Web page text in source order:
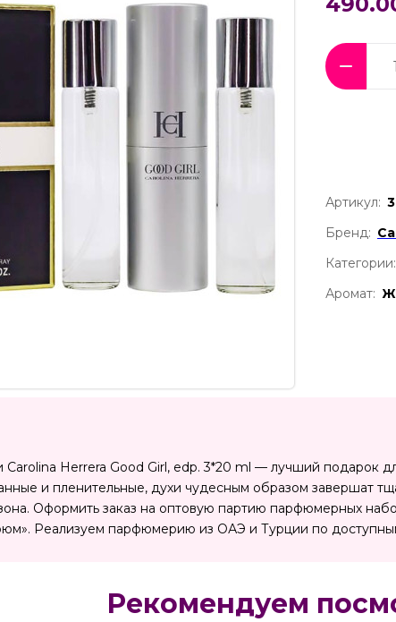
Артикул:
Бренд:
Категории:
Аромат:
Carolina Herrera Good Girl, edp. 3*20 ml — лучший подарок
и пленительные, духи чудесным образом завершат
Оформить заказ на оптовую партию парфюмерных
Реализуем парфюмерию из ОАЭ и Турции по
Рекомендуем